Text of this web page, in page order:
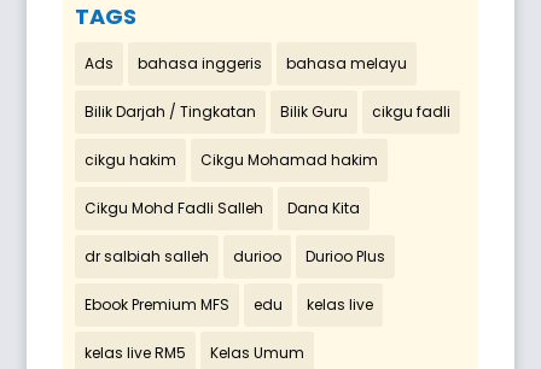
TAGS
Ads bahasa inggeris bahasa melayu
Bilik Darjah / Tingkatan Bilik Guru cikgu fadli
cikgu hakim Cikgu Mohamad hakim
Cikgu Mohd Fadli Salleh Dana Kita
dr salbiah salleh durioo Durioo Plus
Ebook Premium MFS edu kelas live
kelas live RM5 Kelas Umum